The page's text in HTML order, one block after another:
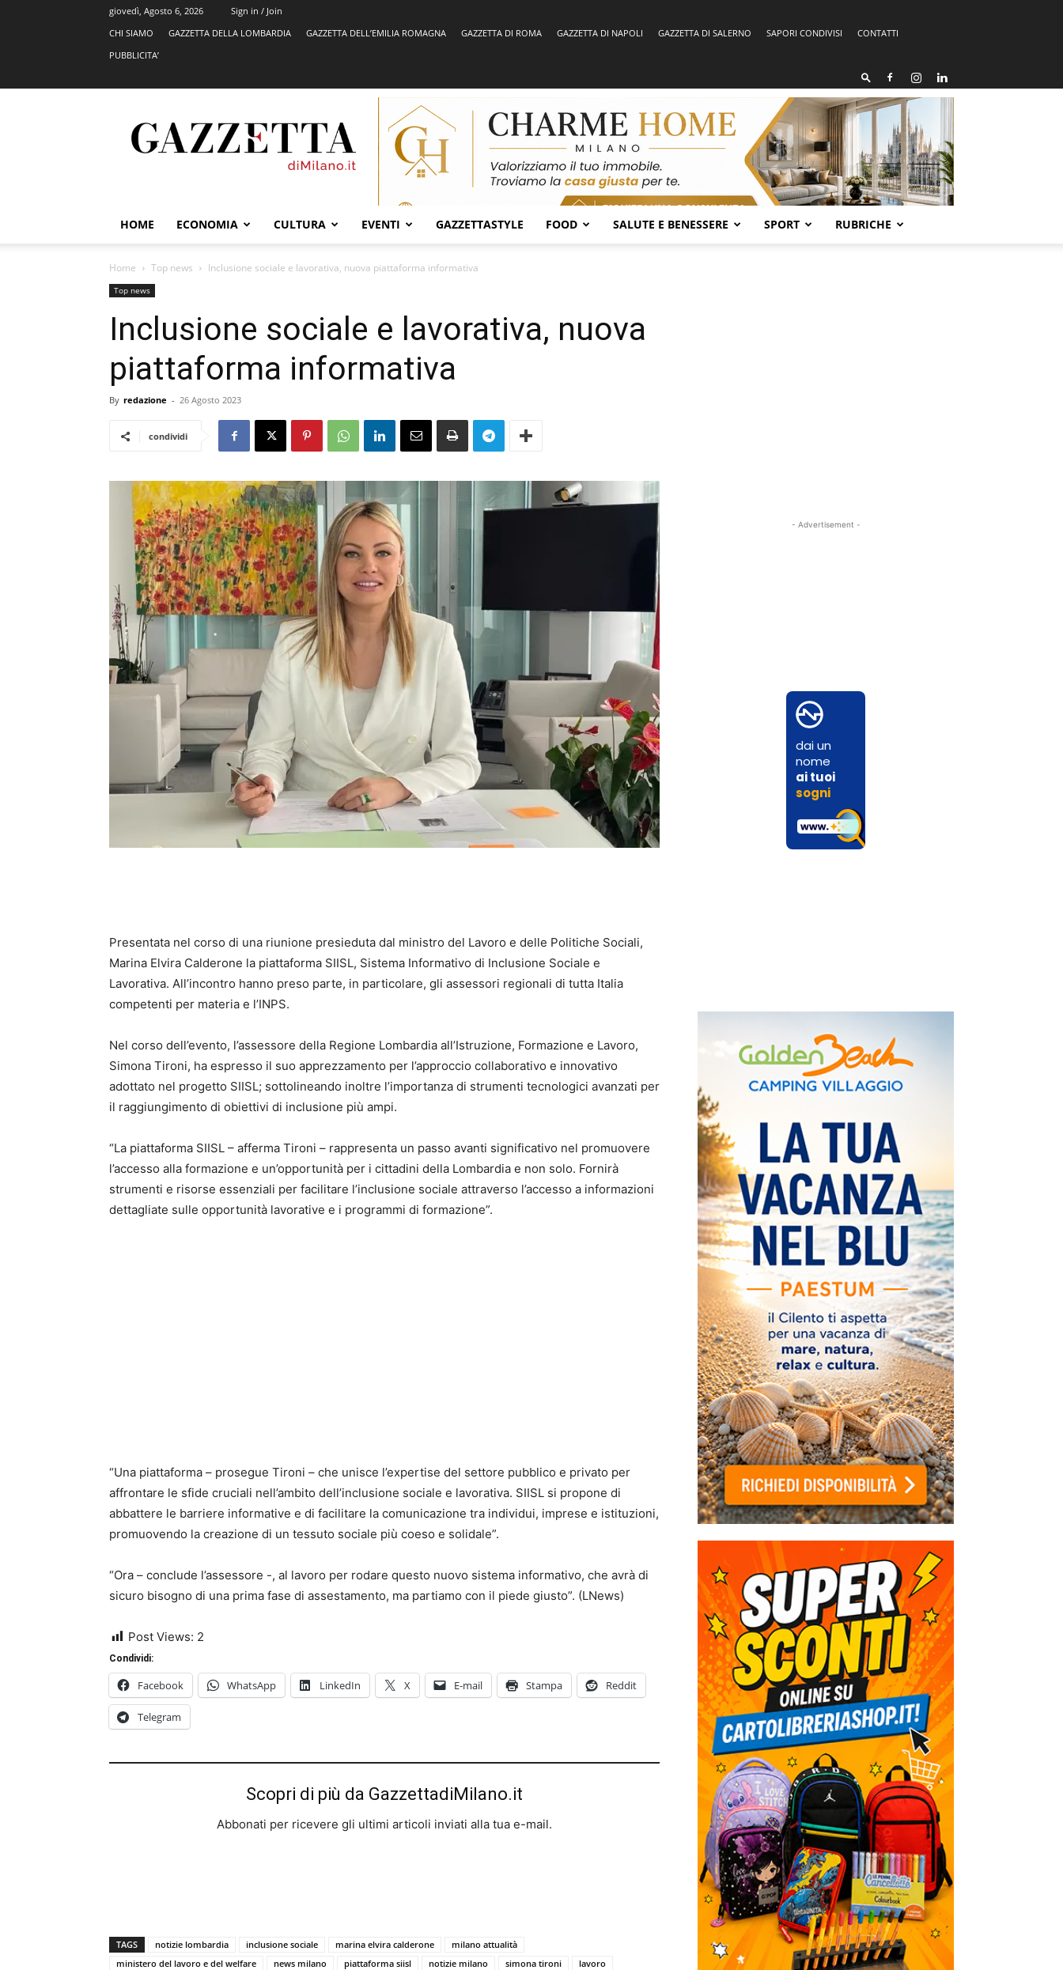
giovedì, Agosto 6, 2026
Sign in / Join
CHI SIAMO
GAZZETTA DELLA LOMBARDIA GAZZETTA DELL’EMILIA ROMAGNA GAZZETTA DI ROMA GAZZETTA DI NAPOLI GAZZETTA DI SALERNO SAPORI CONDIVISI
CONTATTI
PUBBLICITA’
HOME ECONOMIA CULTURA EVENTI GAZZETTASTYLE FOOD SALUTE E BENESSERE SPORT RUBRICHE
Home Top news Inclusione sociale e lavorativa, nuova piattaforma informativa
Top news
Inclusione sociale e lavorativa, nuova
piattaforma informativa
By redazione - 26 Agosto 2023
condividi
Presentata nel corso di una riunione presieduta dal ministro del Lavoro e delle Politiche Sociali,
Marina Elvira Calderone la piattaforma SIISL, Sistema Informativo di Inclusione Sociale e
Lavorativa. All’incontro hanno preso parte, in particolare, gli assessori regionali di tutta Italia
competenti per materia e l’INPS.
Nel corso dell’evento, l’assessore della Regione Lombardia all’Istruzione, Formazione e Lavoro,
Simona Tironi, ha espresso il suo apprezzamento per l’approccio collaborativo e innovativo
adottato nel progetto SIISL; sottolineando inoltre l’importanza di strumenti tecnologici avanzati per
il raggiungimento di obiettivi di inclusione più ampi.
“La piattaforma SIISL – afferma Tironi – rappresenta un passo avanti significativo nel promuovere
l’accesso alla formazione e un’opportunità per i cittadini della Lombardia e non solo. Fornirà
strumenti e risorse essenziali per facilitare l’inclusione sociale attraverso l’accesso a informazioni
dettagliate sulle opportunità lavorative e i programmi di formazione”.
“Una piattaforma – prosegue Tironi – che unisce l’expertise del settore pubblico e privato per
affrontare le sfide cruciali nell’ambito dell’inclusione sociale e lavorativa. SIISL si propone di
abbattere le barriere informative e di facilitare la comunicazione tra individui, imprese e istituzioni,
promuovendo la creazione di un tessuto sociale più coeso e solidale”.
“Ora – conclude l’assessore -, al lavoro per rodare questo nuovo sistema informativo, che avrà di
sicuro bisogno di una prima fase di assestamento, ma partiamo con il piede giusto”. (LNews)
Post Views: 2
Condividi:
Facebook WhatsApp LinkedIn X E-mail Stampa Reddit
Telegram
Scopri di più da GazzettadiMilano.it
Abbonati per ricevere gli ultimi articoli inviati alla tua e-mail.
TAGS notizie lombardia inclusione sociale marina elvira calderone
milano attualità
ministero del lavoro e del welfare
news milano piattaforma siisl notizie milano simona tironi
lavoro
- Advertisement -